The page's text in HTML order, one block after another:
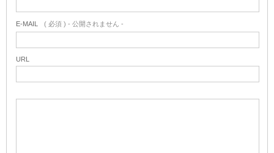
E-MAIL ( 必須 ) - 公開されません -
URL